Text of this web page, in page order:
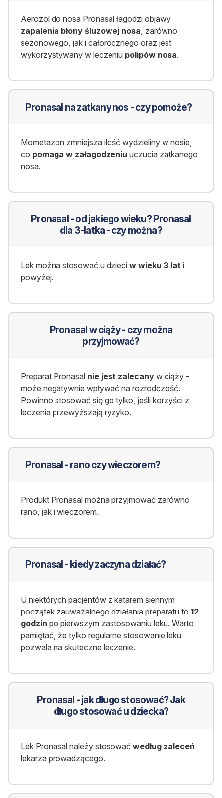
Aerozol do nosa Pronasal łagodzi objawy
zapalenia błony śluzowej nosa, zarówno
sezonowego, jak i całorocznego oraz jest
wykorzystywany w leczeniu polipów nosa.
Pronasal na zatkany nos - czy pomoże?
Mometazon zmniejsza ilość wydzieliny w nosie,
co pomaga w załagodzeniu uczucia zatkanego
nosa.
Pronasal - od jakiego wieku? Pronasal
dla 3-latka - czy można?
Lek można stosować u dzieci w wieku 3 lati
powyżej.
Pronasal w ciąży - czy można
przyjmować?
Preparat Pronasal nie jest zalecanyw ciąży -
może negatywnie wpływać na rozrodczość.
Powinno stosować się go tylko, jeśli korzyści z
leczenia przewyższają ryzyko.
Pronasal - rano czy wieczorem?
Produkt Pronasal można przyjmować zarówno
rano, jak i wieczorem.
Pronasal - kiedy zaczyna działać?
U niektórych pacjentów z katarem siennym
początek zauważalnego działania preparatu to 12
godzin po pierwszym zastosowaniu leku. Warto
pamiętać, że tylko regularne stosowanie leku
pozwala na skuteczne leczenie.
Pronasal - jak długo stosować? Jak
długo stosować u dziecka?
Lek Pronasal należy stosować według zaleceń
lekarza prowadzącego.